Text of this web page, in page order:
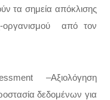
τα σημεία απόκλισης
οργανισμού από τον
–Αξιολόγηση
δεδομένων για